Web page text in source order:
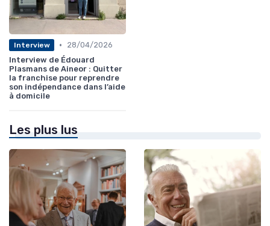
Interview •
28/04/2026
Interview de Édouard
Plasmans de Aineor : Quitter
la franchise pour reprendre
son indépendance dans l’aide
à domicile
Les plus lus